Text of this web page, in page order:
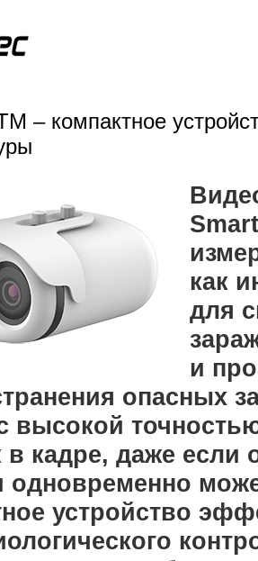
– компактное
как
для
и
опасных
высокой
в кадре, даже если
одновременно
устройство